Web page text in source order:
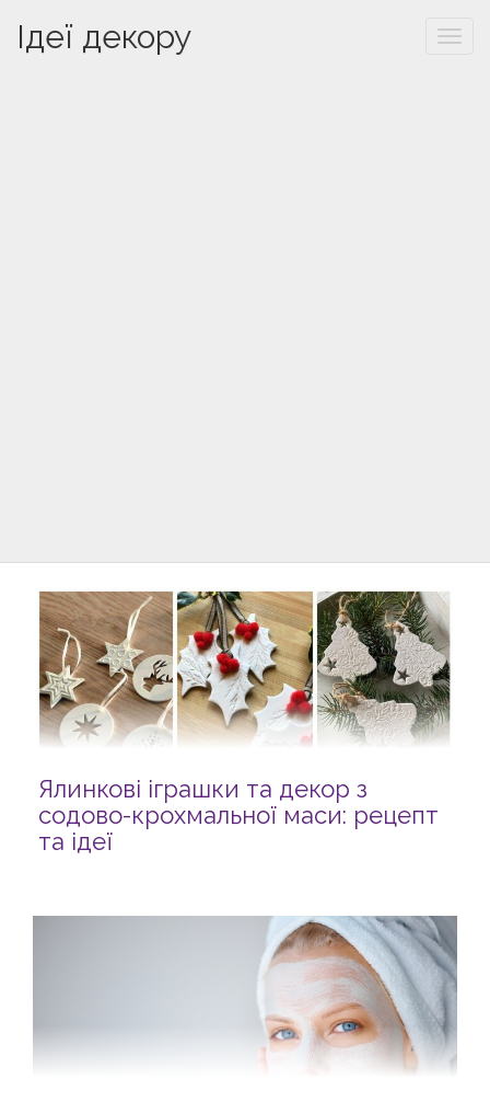
Ідеї декору
Ялинкові іграшки та декор з
содово-крохмальної маси: рецепт
та ідеї